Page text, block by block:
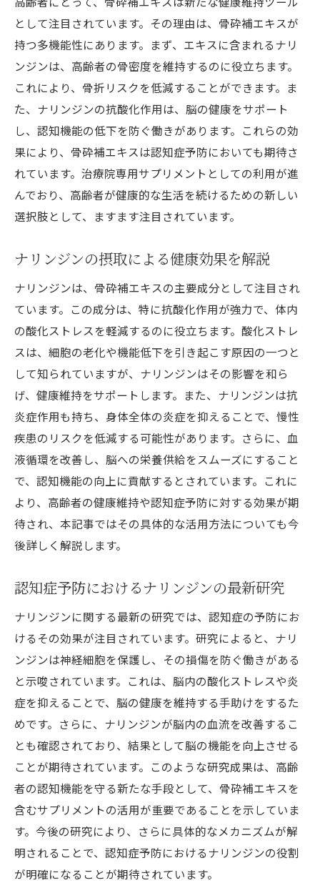
治療院専用サプリで認知症予防高齢者向け骨砕
補エキスの活用術
高齢者に適したサプリの活用術
治療院での成功事例から学ぶサプリ活用法
サプリを活用した予防法の実際
高齢者が効果を実感するための使用方法
認知症予防に向けた治療院の取り組み
患者さんと共に取り組む認知症予防の実践
として注目されています。その理由は、骨砕補エキスが
持つ多機能性にあります。まず、エキスに含まれるナリ
ンジンは、高齢者の骨密度を維持するのに役立ちます。
これにより、骨折リスクを低減することができます。ま
た、ナリンジンの抗酸化作用は、脳の健康をサポート
し、認知機能の低下を防ぐ働きがあります。これらの効
果により、骨砕補エキスは認知症予防においても期待さ
れています。治療院専用サプリメントとしての利用が進
んでおり、高齢者が健康的な生活を続けるための新しい
選択肢として、ますます注目されています。
ナリンジンの摂取による健康効果を解説
ナリンジンは、骨砕補エキスの主要成分として注目され
ています。この成分は、特に抗酸化作用が強力で、体内
の酸化ストレスを軽減するのに役立ちます。酸化ストレ
スは、細胞の老化や機能低下を引き起こす原因の一つと
して知られていますが、ナリンジンはその影響を和ら
げ、健康維持をサポートします。また、ナリンジンは抗
炎症作用も持ち、身体全体の炎症を抑えることで、慢性
疾患のリスクを低減する可能性があります。さらに、血
液循環を改善し、脳への栄養供給をスムーズにすること
で、認知機能の向上に貢献するとされています。これに
より、高齢者の健康維持や認知症予防に対する効果が期
待され、本記事ではその具体的な活用方法についても今
後詳しく解説します。
認知症予防におけるナリンジンの最新研究
ナリンジンに関する最新の研究では、認知症の予防にお
けるその効果が注目されています。研究によると、ナリ
ンジンは神経細胞を保護し、その損傷を防ぐ働きがある
と示唆されています。これは、脳内の酸化ストレスや炎
症を抑えることで、脳の健康を維持する手助けをするた
めです。さらに、ナリンジンが脳内の血流を改善するこ
とも確認されており、結果として脳の機能を向上させる
ことが期待されています。このような研究成果は、高齢
者の認知機能を守る新たな手段として、骨砕補エキスを
含むサプリメントの活用が重要であることを示していま
す。今後の研究により、さらに具体的なメカニズムが解
明されることで、認知症予防におけるナリンジンの役割
が明確になることが期待されています。